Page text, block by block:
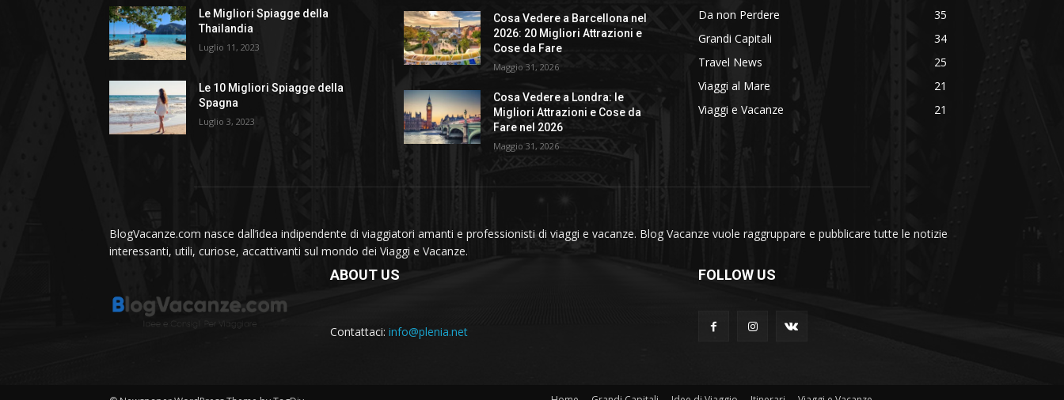
Le Migliori Spiagge della
Thailandia
Luglio 11, 2023
Le 10 Migliori Spiagge della
Spagna
Luglio 3, 2023
Cosa Vedere a Barcellona nel
2026: 20 Migliori Attrazioni e
Cose da Fare
Maggio 31, 2026
Cosa Vedere a Londra: le
Migliori Attrazioni e Cose da
Fare nel 2026
Maggio 31, 2026
Da non Perdere
35
Grandi Capitali
34
Travel News
25
Viaggi al Mare
21
Viaggi e Vacanze
21
BlogVacanze.com nasce dall’idea indipendente di viaggiatori amanti e professionisti di viaggi e vacanze. Blog Vacanze vuole raggruppare e pubblicare tutte le notizie
interessanti, utili, curiose, accattivanti sul mondo dei Viaggi e Vacanze.
ABOUT US
Contattaci: info@plenia.net
FOLLOW US